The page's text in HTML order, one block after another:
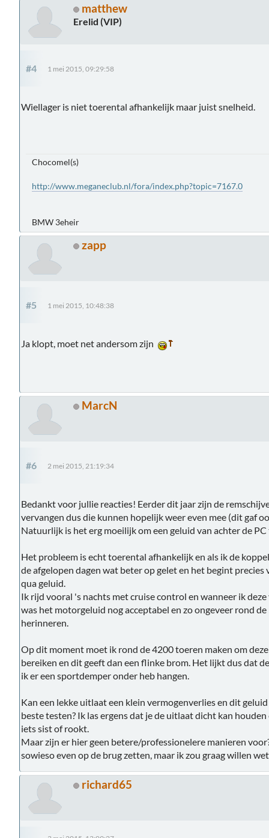
matthew
Erelid (VIP)
#4 1 mei 2015, 09:29:58
Wiellager is niet toerental afhankelijk maar juist snelheid.
Chocomel(s)
http://www.meganeclub.nl/fora/index.php?topic=7167.0
BMW 3eheir
zapp
#5 1 mei 2015, 10:48:38
Ja klopt, moet net andersom zijn
MarcN
#6 2 mei 2015, 21:19:34
Bedankt voor jullie reacties! Eerder dit jaar zijn de
vervangen dus die kunnen hopelijk weer even mee (dit gaf
Natuurlijk is het erg moeilijk om een geluid van achter de
Het probleem is echt toerental afhankelijk en als ik de
de afgelopen dagen wat beter op gelet en het begint
qua geluid.
Ik rijd vooral 's nachts met cruise control en wanneer ik
was het motorgeluid nog acceptabel en zo ongeveer rond
herinneren.
Op dit moment moet ik rond de 4200 toeren maken om
bereiken en dit geeft dan een flinke brom. Het lijkt dus dat
ik er een sportdemper onder heb hangen.
Kan een lekke uitlaat een klein vermogenverlies en dit
beste testen? Ik las ergens dat je de uitlaat dicht kan
iets sist of rookt.
Maar zijn er hier geen betere/professionelere manieren
sowieso even op de brug zetten, maar ik zou graag willen
richard65